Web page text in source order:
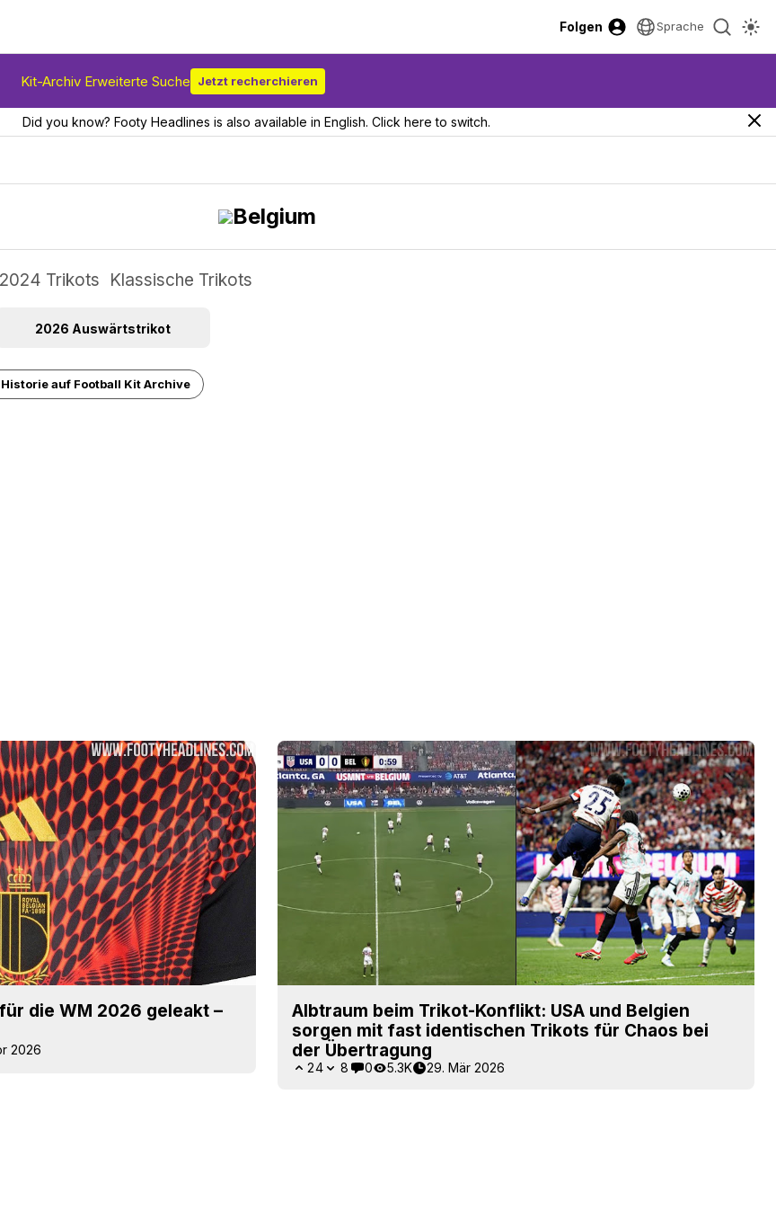
Folgen Sprache
Kit-Archiv Erweiterte Suche Jetzt recherchieren
Did you know? Footy Headlines is also available in English. Click here to switch.
Belgium
2024 Trikots Klassische Trikots
2026 Auswärtstrikot
auf Football Kit Archive
die WM 2026 geleakt –
2026
Albtraum beim Trikot-Konflikt: USA und Belgien
sorgen mit fast identischen Trikots für Chaos bei
der Übertragung
24 8 0 5.3K 29. Mär 2026